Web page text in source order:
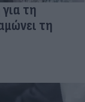
τη
τη